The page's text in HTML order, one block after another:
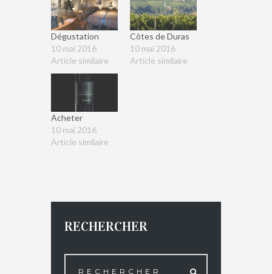
Dégustation
10 mai 2016
Article similaire
Côtes de Duras
10 mai 2016
Article similaire
Acheter
10 mai 2016
Article similaire
RECHERCHER